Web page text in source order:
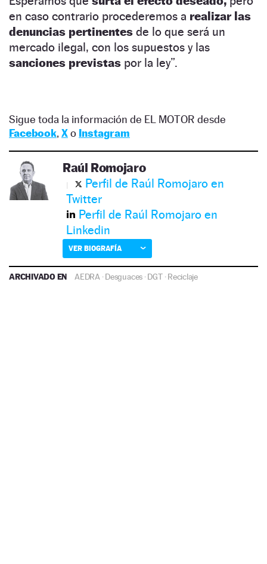
en caso contrario procederemos a realizar las
denuncias pertinentes de lo que será un
mercado ilegal, con los supuestos y las
sanciones previstas por la ley”.
Sigue toda la información de EL MOTOR desde
Facebook, Xo Instagram
Raúl Romojaro
Perfil de Raúl Romojaro en
Twitter
Perfil de Raúl Romojaro en
Linkedin
VER BIOGRAFÍA
ARCHIVADO EN AEDRA ·Desguaces ·DGT·Reciclaje